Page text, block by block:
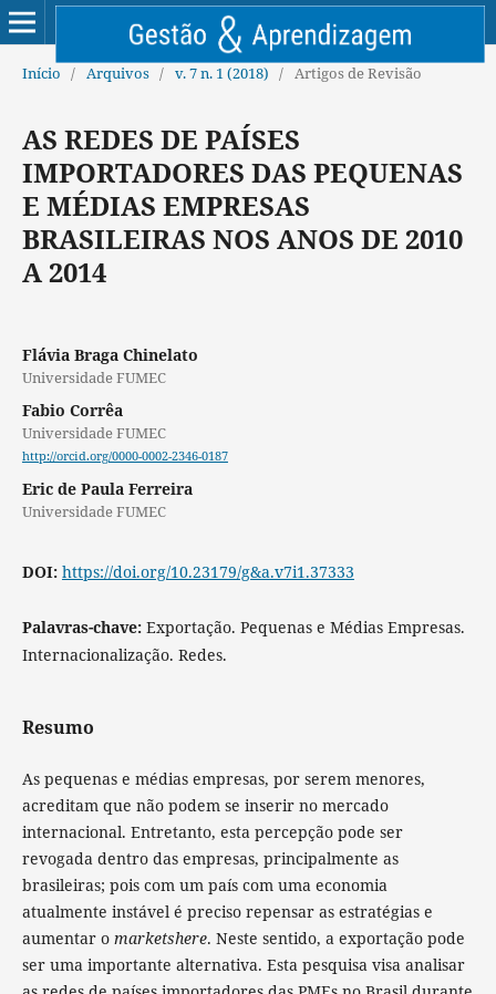
Início / Arquivos / v. 7 n. 1 (2018) / Artigos de Revisão
AS REDES DE PAÍSES
IMPORTADORES DAS PEQUENAS
E MÉDIAS EMPRESAS
BRASILEIRAS NOS ANOS DE 2010
A 2014
Flávia Braga Chinelato
Universidade FUMEC
Fabio Corrêa
Universidade FUMEC
http://orcid.org/0000-0002-2346-0187
Eric de Paula Ferreira
Universidade FUMEC
DOI: https://doi.org/10.23179/g&a.v7i1.37333
Palavras-chave: Exportação. Pequenas e Médias Empresas.
Internacionalização. Redes.
Resumo
As pequenas e médias empresas, por serem menores,
acreditam que não podem se inserir no mercado
internacional. Entretanto, esta percepção pode ser
revogada dentro das empresas, principalmente as
brasileiras; pois com um país com uma economia
atualmente instável é preciso repensar as estratégias e
aumentar o marketshere. Neste sentido, a exportação pode
ser uma importante alternativa. Esta pesquisa visa analisar